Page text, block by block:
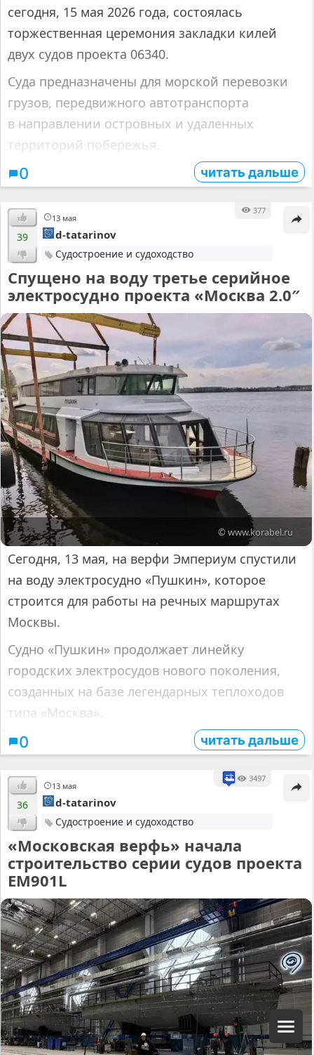
сегодня, 15 мая 2026 года, состоялась
торжественная церемония закладки килей
двух судов проекта 06340.
Суда предназначены для морской перевозки
грузов, передвижного автотранспорта
в направлении островных и удаленных
территорий побережья.
0 читать дальше
13 мая
377
39 d-tatarinov
Судостроение и судоходство
Спущено на воду третье серийное
электросудно проекта «Москва 2.0″
© www.korabel.ru
Сегодня, 13 мая, на верфи Эмпериум спустили
на воду электросудно «Пушкин», которое
строится для работы на речных маршрутах
Москвы.
Судно «Пушкин» продолжает линейку
городских электросудов нового поколения,
созданных на базе легендарных теплоходов
типа «Москва».
0 читать дальше
13 мая
3497
36 d-tatarinov
Судостроение и судоходство
«Московская верфь» начала
строительство серии судов проекта
ЕМ901L